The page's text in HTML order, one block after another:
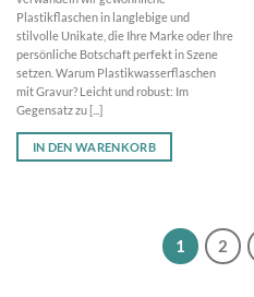
Plastikflaschen in langlebige und
stilvolle Unikate, die Ihre Marke oder Ihre
persönliche Botschaft perfekt in Szene
setzen. Warum Plastikwasserflaschen
mit Gravur? Leicht und robust: Im
Gegensatz zu [...]
IN DEN WARENKORB
1 2